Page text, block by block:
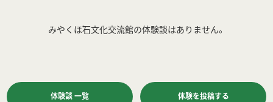
みやくぼ石文化交流館の体験談はありません。
体験談 一覧 体験を投稿する